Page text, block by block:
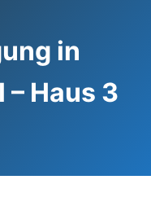
in
Haus 3